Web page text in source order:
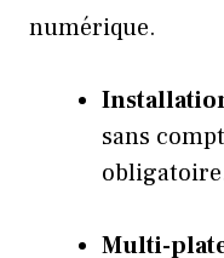
numérique.
sans
Multi-